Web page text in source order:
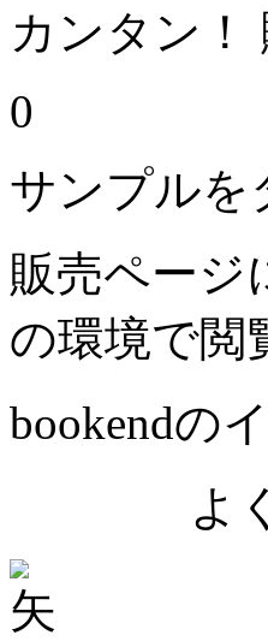
カンタン！
0
サンプルを
販売ページ
の環境で閲
bookendの
よくあ